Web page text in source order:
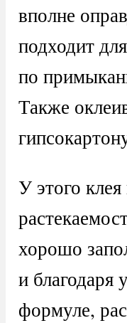
вполне
подходит
по
Также
У этого
хорошо
и благодаря
формуле,